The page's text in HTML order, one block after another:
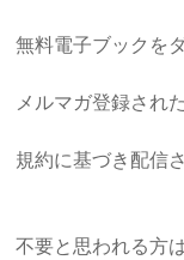
無料電子ブックを
メルマガ登録され
規約に基づき配信
不要と思われる方